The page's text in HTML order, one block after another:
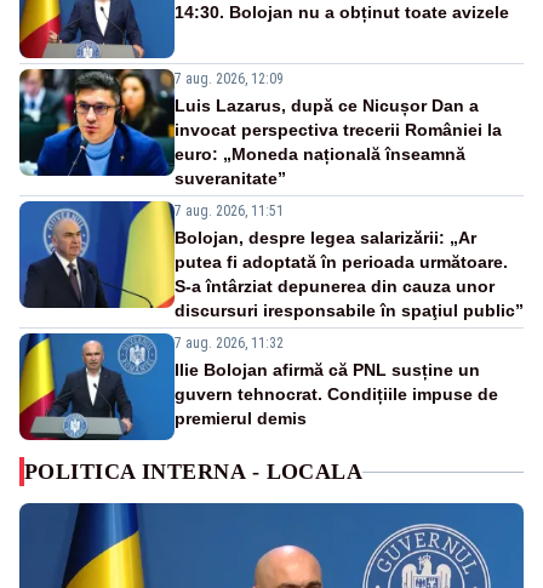
14:30. Bolojan nu a obținut toate avizele
7 aug. 2026, 12:09
Luis Lazarus, după ce Nicușor Dan a
invocat perspectiva trecerii României la
euro: „Moneda națională înseamnă
suveranitate”
7 aug. 2026, 11:51
Bolojan, despre legea salarizării: „Ar
putea fi adoptată în perioada următoare.
S-a întârziat depunerea din cauza unor
discursuri iresponsabile în spaţiul public”
7 aug. 2026, 11:32
Ilie Bolojan afirmă că PNL susține un
guvern tehnocrat. Condițiile impuse de
premierul demis
POLITICA INTERNA - LOCALA